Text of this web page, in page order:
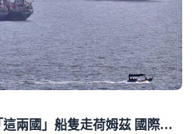
伊朗出招了！將修法封殺「這兩國」船隻走荷姆茲 國際油價狂飆近4％